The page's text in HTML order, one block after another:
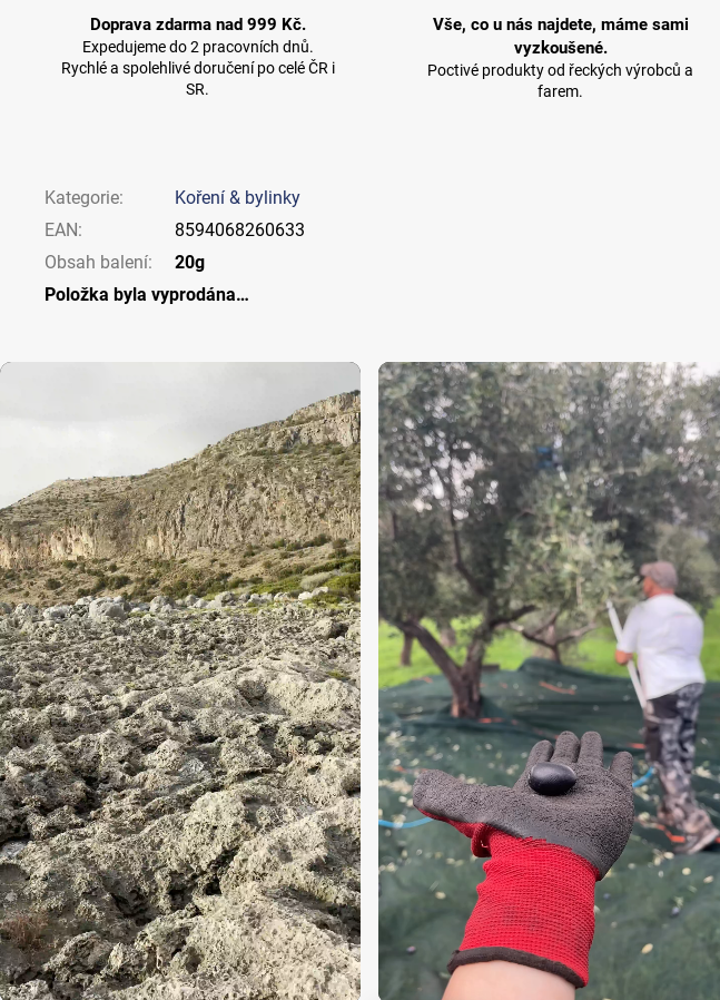
Doprava zdarma nad 999 Kč.
Expedujeme do 2 pracovních dnů.
Rychlé a spolehlivé doručení po celé ČR i
SR.
Vše, co u nás najdete, máme sami
vyzkoušené.
Poctivé produkty od řeckých výrobců a
farem.
Kategorie:
Koření & bylinky
EAN:
8594068260633
Obsah balení:
20g
Položka byla vyprodána…